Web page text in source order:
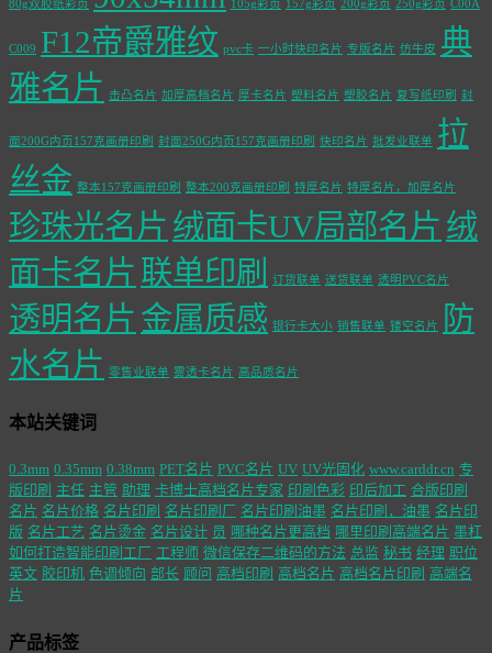
80g双胶纸彩页 105g彩页 157g彩页 200g彩页 250g彩页 C00A
C009 F12帝爵雅纹 pvc卡 一小时快印名片 专版名片 仿牛皮 典
雅名片 击凸名片 加厚高档名片 厚卡名片 塑料名片 塑胶名片 复写纸印刷 封
面200G内页157克画册印刷 封面250G内页157克画册印刷 快印名片 批发业联单 拉
丝金 整本157克画册印刷 整本200克画册印刷 特厚名片 特厚名片，加厚名片
珍珠光名片 绒面卡UV局部名片 绒
面卡名片 联单印刷 订货联单 送货联单 透明PVC名片
透明名片 金属质感 银行卡大小 销售联单 镂空名片
防
水名片 零售业联单 雾透卡名片 高品质名片
本站关键词
0.3mm 0.35mm 0.38mm PET名片 PVC名片 UV UV光固化 www.carddr.cn 专
版印刷 主任 主管 助理 卡博士高档名片专家 印刷色彩 印后加工 合版印刷
名片 名片价格 名片印刷 名片印刷厂 名片印刷油墨 名片印刷，油墨 名片印
版 名片工艺 名片烫金 名片设计 员 哪种名片更高档 哪里印刷高端名片 墨杠
如何打造智能印刷工厂 工程师 微信保存二维码的方法 总监 秘书 经理 职位
英文 胶印机 色调倾向 部长 顾问 高档印刷 高档名片 高档名片印刷 高端名
片
产品标签